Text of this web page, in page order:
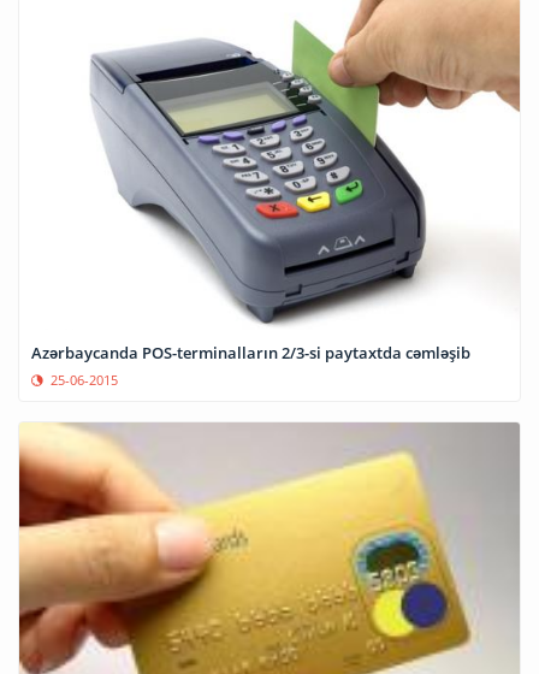
Azərbaycanda POS-terminalların 2/3-si paytaxtda cəmləşib
25-06-2015